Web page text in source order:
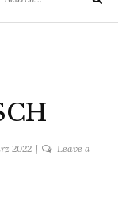
2022
Leave a